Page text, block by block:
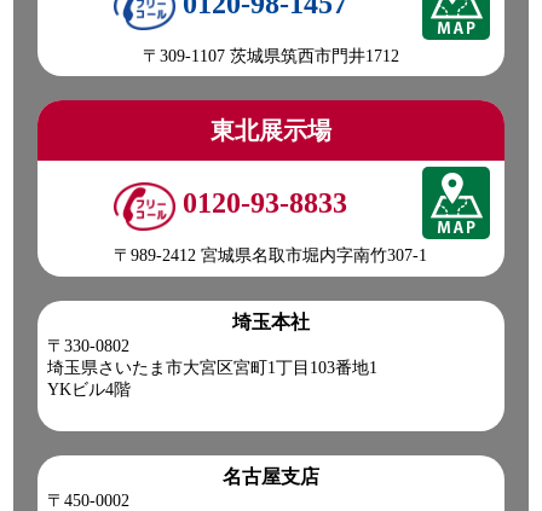
〒309-1107 茨城県筑西市門井1712
東北展示場
0120-93-8833
〒989-2412 宮城県名取市堀内字南竹307-1
埼玉本社
〒330-0802
埼玉県さいたま市大宮区宮町1丁目103番地1
YKビル4階
名古屋支店
〒450-0002